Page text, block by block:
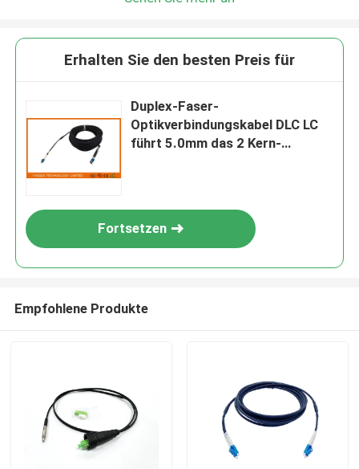
Erhalten Sie den besten Preis für
Duplex-Faser-
Optikverbindungskabel DLC LC
führt 5.0mm das 2 Kern-
Fortsetzen
Empfohlene Produkte